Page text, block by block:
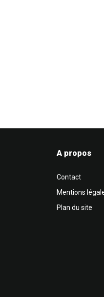
Alsace A propos
Contact
Mentions
Plan du site